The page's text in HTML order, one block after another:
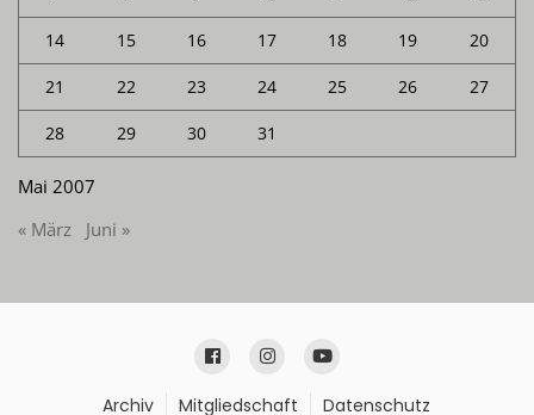
Mai 2007
14 15 16 17 18 19 20
21 22 23 24 25 26 27
28 29 30 31
« März Juni »
Archiv Mitgliedschaft Datenschutz